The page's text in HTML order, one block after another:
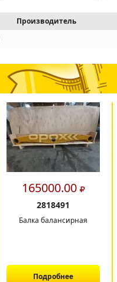
Производитель
165000.00
2818491
Балка балансирная
Подробнее